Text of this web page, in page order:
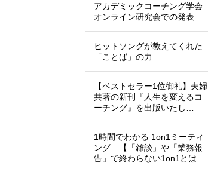
アカデミックコーチング学会
オンライン研究会での発表
ヒットソングが教えてくれた
「ことば」の力
【ベストセラー1位御礼】夫婦
共著の新刊『人生を変えるコ
ーチング』を出版いたし…
1時間でわかる 1on1ミーティ
ング 【「雑談」や「業務報
告」で終わらない1on1とは…